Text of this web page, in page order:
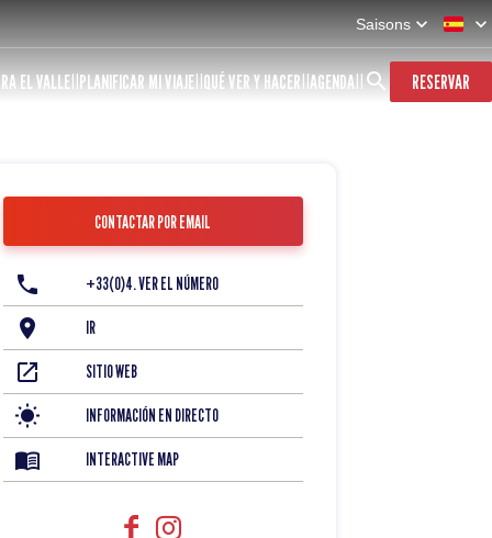
Saisons
EL VALLE PLANIFICAR MI VIAJE QUÉ VER Y HACER AGENDA RESERVAR
CONTACTAR POR EMAIL
+33(0)4. VER EL NÚMERO
IR
SITIO WEB
INFORMACIÓN EN DIRECTO
INTERACTIVE MAP